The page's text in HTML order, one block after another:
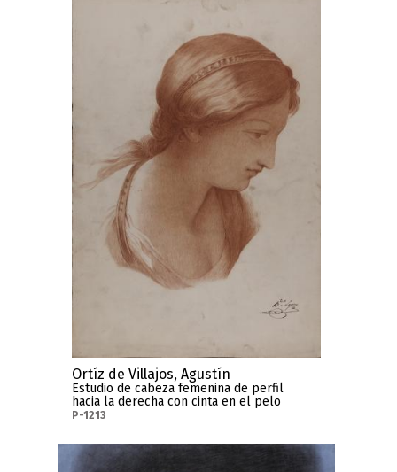
Ortíz de Villajos, Agustín
Estudio de cabeza femenina de perfil
hacia la derecha con cinta en el pelo
P-1213